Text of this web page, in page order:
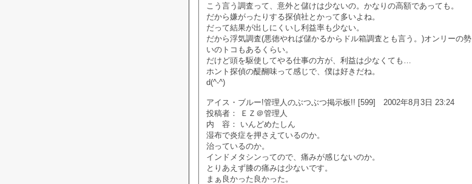
こう言う調査って、意外と儲けは少ないの。かなりの高額であっても。
だから嫌がったりする探偵社とかって多いよね。
だって結果が出しにくいし利益率も少ない。
だから浮気調査(悪徳やれば儲かるからドル箱調査とも言う。)オンリーの勢
いのトコもあるくらい。
だけど頭を駆使してやる仕事の方が、利益は少なくても…
ホント探偵の醍醐味って感じで、僕は好きだね。
d(^-^)
アイス・ブルー!管理人のぶつぶつ掲示板!! [599] 2002年8月3日 23:24
投稿者： ＥＺ＠管理人
内 容： いんどめたしん
湿布で炎症を押さえているのか。
治っているのか。
インドメタシンってので、痛みが感じないのか。
とりあえず膝の痛みは少ないです。
まぁ良かった良かった。